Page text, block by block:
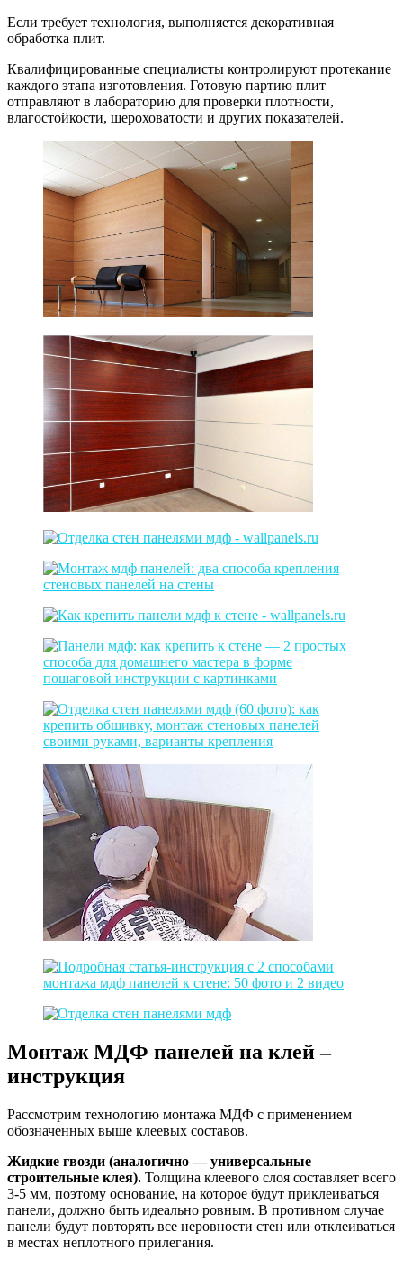
Если требует технология, выполняется декоративная
обработка плит.
Квалифицированные специалисты контролируют протекание
каждого этапа изготовления. Готовую партию плит
отправляют в лабораторию для проверки плотности,
влагостойкости, шероховатости и других показателей.
Монтаж МДФ панелей на клей –
инструкция
Рассмотрим технологию монтажа МДФ с применением
обозначенных выше клеевых составов.
Жидкие гвозди (аналогично— универсальные
строительные клея). Толщина клеевого слоя составляет всего
3-5 мм, поэтому основание, на которое будут приклеиваться
панели, должно быть идеально ровным. В противном случае
панели будут повторять все неровности стен или отклеиваться
в местах неплотного прилегания.